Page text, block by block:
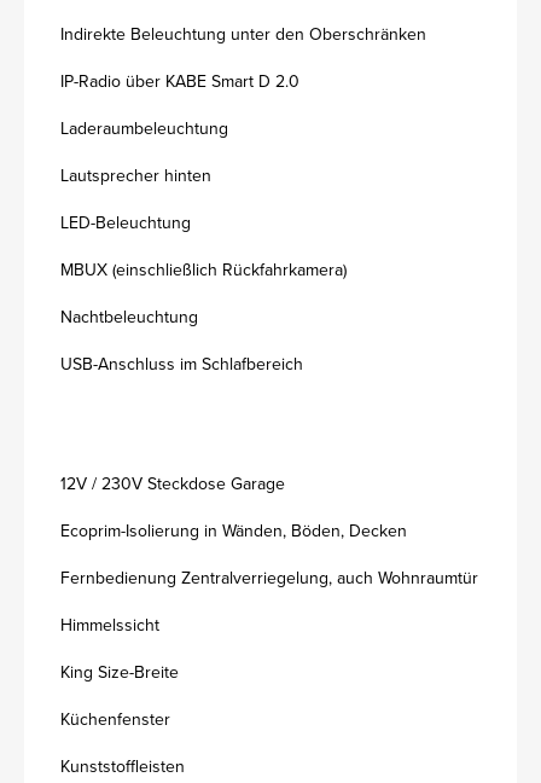
Indirekte Beleuchtung unter den Oberschränken
IP-Radio über KABE Smart D 2.0
Laderaumbeleuchtung
Lautsprecher hinten
LED-Beleuchtung
MBUX (einschließlich Rückfahrkamera)
Nachtbeleuchtung
USB-Anschluss im Schlafbereich
12V / 230V Steckdose Garage
Ecoprim-Isolierung in Wänden, Böden, Decken
Fernbedienung Zentralverriegelung, auch Wohnraumtür
Himmelssicht
King Size-Breite
Küchenfenster
Kunststoffleisten